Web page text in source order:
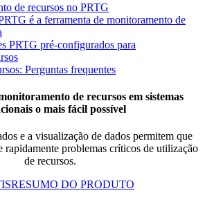
de recursos no PRTG
é a ferramenta de monitoramento de
PRTG pré-configurados para
Perguntas frequentes
de recursos em sistemas
o mais fácil possível
e a visualização de dados permitem que
rapidamente problemas críticos de utilização
de recursos.
RESUMO DO PRODUTO